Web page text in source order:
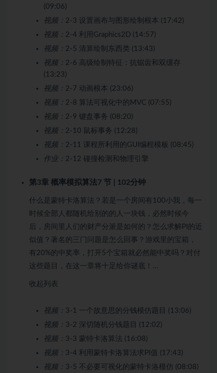
(09:06)
视频： 2-3 设置画布与图形绘制根本 (17:42)
视频： 2-4 利用Graphics2D (14:57)
视频： 2-5 清算绘制东西类 (13:43)
视频： 2-6 高级绘制特征：抗锯齿和双缓存
(13:23)
视频： 2-7 动画根本 (23:06)
视频： 2-8 算法可视化中的MVC (07:55)
视频： 2-9 键盘事务 (08:20)
视频： 2-10 鼠标事务 (12:28)
视频： 2-11 课程所利用的GUI编程模板 (08:45)
作业： 2-12 碰撞检测和物理引擎
第3章 概率模拟算法7 节 | 102分钟
什么是蒙特卡洛算法？若是一个房间有100小我，每一
时候全部人都随机给别的的人一块钱，必然时候今
后，房间里人们的财产分派是如何的？怎么求解PI的近
似值？著名的三门问题是怎么回事？游戏里的宝箱，
有20%的中奖率，打开5个宝箱就必然能中奖吗？对付
这些题目，在这一章将十足给你谜底！…
收起列表
视频： 3-1 一个故意思的分钱模仿题目 (13:06)
视频： 3-2 深切随机分钱题目 (12:02)
视频： 3-3 蒙特卡洛算法 (16:08)
视频： 3-4 利用蒙特卡洛算法求PI值 (17:43)
视频： 3-5 不必要可视化的蒙特卡洛模仿 (08:08)